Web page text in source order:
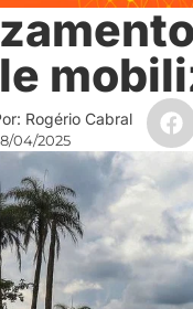
Rogério Cabral
04/2025